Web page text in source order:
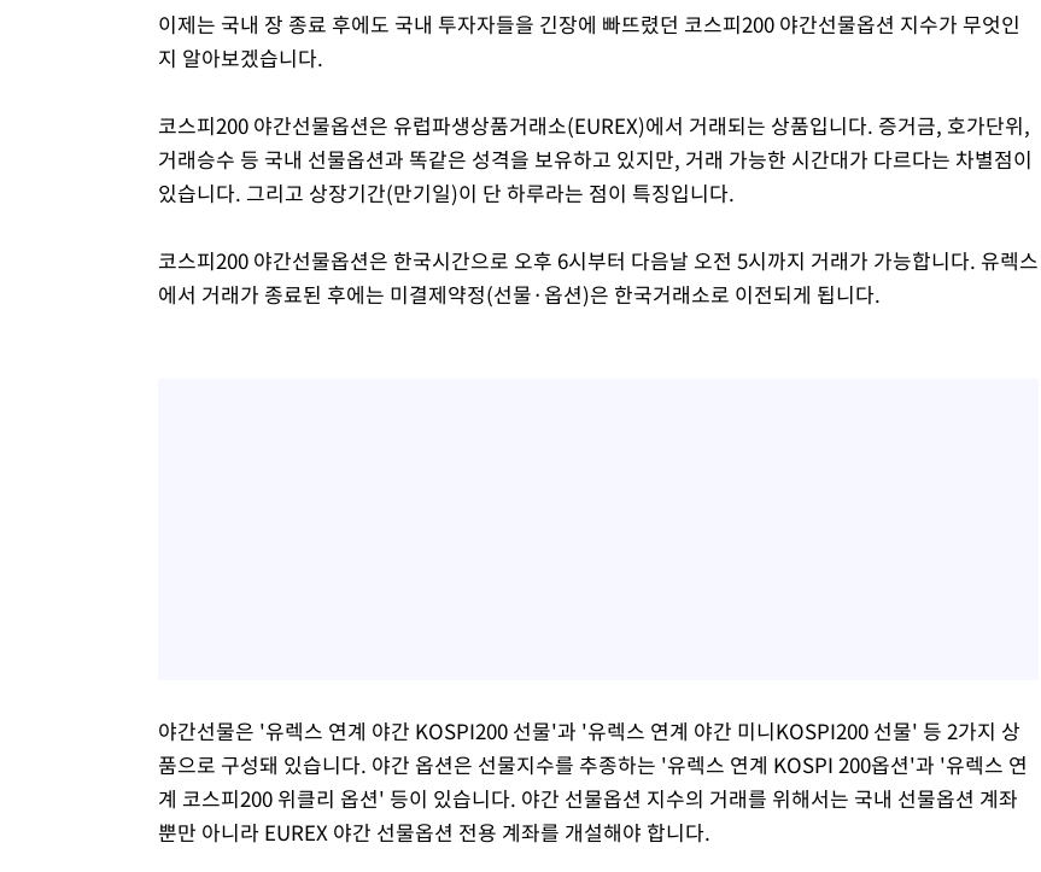
이제는 국내 장 종료 후에도 국내 투자자들을 긴장에 빠뜨렸던 코스피200 야간선물옵션 지수가 무엇인
지 알아보겠습니다.
코스피200 야간선물옵션은 유럽파생상품거래소(EUREX)에서 거래되는 상품입니다. 증거금, 호가단위,
거래승수 등 국내 선물옵션과 똑같은 성격을 보유하고 있지만, 거래 가능한 시간대가 다르다는 차별점이
있습니다. 그리고 상장기간(만기일)이 단 하루라는 점이 특징입니다.
코스피200 야간선물옵션은 한국시간으로 오후 6시부터 다음날 오전 5시까지 거래가 가능합니다. 유렉스
에서 거래가 종료된 후에는 미결제약정(선물·옵션)은 한국거래소로 이전되게 됩니다.
야간선물은 '유렉스 연계 야간 KOSPI200 선물'과 '유렉스 연계 야간 미니KOSPI200 선물' 등 2가지 상
품으로 구성돼 있습니다. 야간 옵션은 선물지수를 추종하는 '유렉스 연계 KOSPI 200옵션'과 '유렉스 연
계 코스피200 위클리 옵션' 등이 있습니다. 야간 선물옵션 지수의 거래를 위해서는 국내 선물옵션 계좌
뿐만 아니라 EUREX 야간 선물옵션 전용 계좌를 개설해야 합니다.